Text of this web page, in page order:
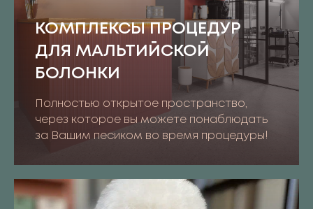
КОМПЛЕКСЫ ПРОЦЕДУР
ДЛЯ МАЛЬТИЙСКОЙ
БОЛОНКИ
Полностью открытое пространство,
через которое вы можете понаблюдать
за Вашим песиком во время процедуры!